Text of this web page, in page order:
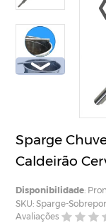
Sparge
Caldeirão
Disponibilidade:
SKU: Sparge-Sobrepor
Avaliações